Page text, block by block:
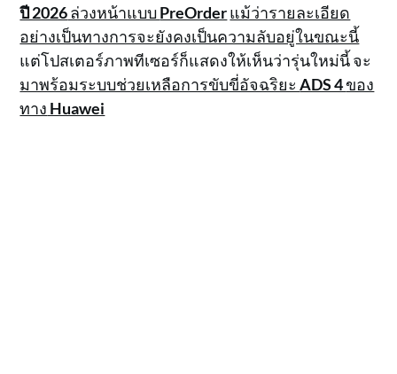
ปี 2026ล่วงหน้าแบบPreOrderแม้ว่ารายละเอียด
อย่างเป็นทางการจะยังคงเป็นความลับอยู่ในขณะนี้
แต่โปสเตอร์ภาพทีเซอร์ก็แสดงให้เห็นว่ารุ่นใหม่นี้ จะ
มาพร้อมระบบช่วยเหลือการขับขี่อัจฉริยะADS 4ของ
ทาง Huawei